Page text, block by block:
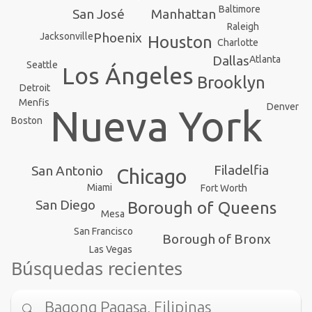
Nueva York
Los Ángeles
Chicago
Brooklyn
Houston
Borough of Queens
Filadelfia
Phoenix
Manhattan
San Antonio
San Diego
Borough of Bronx
Dallas
San José
Jacksonville
San Francisco
Fort Worth
Charlotte
Seattle
Denver
Detroit
Boston
Menfis
Las Vegas
Baltimore
Mesa
Atlanta
Raleigh
Miami
Búsquedas recientes
Bagong Pagasa, Filipinas